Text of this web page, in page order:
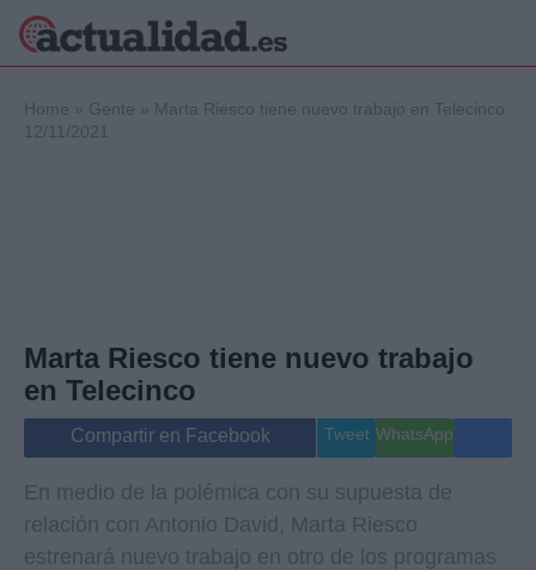
Internacional
Viajes
Salud y Bienestar
Gente
Home » Gente » Marta Riesco tiene nuevo trabajo en Telecinco
12/11/2021
Marta Riesco tiene nuevo trabajo
en Telecinco
Compartir en Facebook Tweet WhatsApp
En medio de la polémica con su supuesta de
relación con Antonio David, Marta Riesco
estrenará nuevo trabajo en otro de los programas